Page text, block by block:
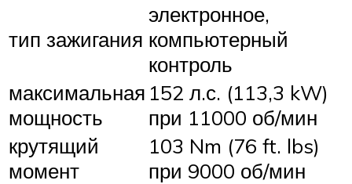
тип зажигания
электронное,
компьютерный
контроль
максимальная
мощность
152 л.с. (113,3 kW)
при 11000 об/мин
крутящий
момент
103 Nm (76 ft. lbs)
при 9000 об/мин